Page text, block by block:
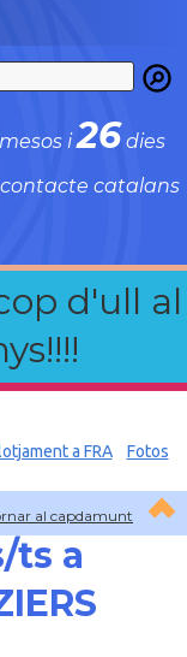
mesos i26 dies
catalans
d'ull al
al capdamunt
a FRA Fotos
ts a